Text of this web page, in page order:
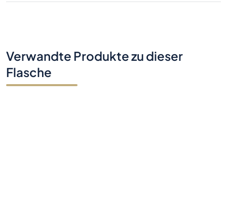
Verwandte Produkte zu dieser
Flasche